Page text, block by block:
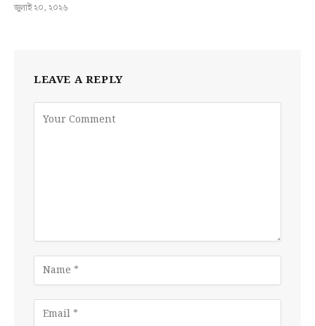
জুলাই ২০, ২০২৬
LEAVE A REPLY